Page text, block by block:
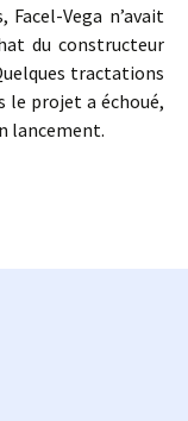
Vega n’avait
du constructeur
tractations
le projet a échoué,
lancement.